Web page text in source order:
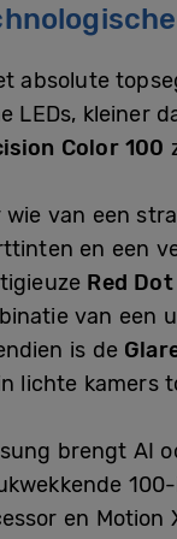
absolute
LEDs, kleiner
Color 100
wie van een
en een
Red
van een
is de
lichte kamers
brengt AI
en Motion